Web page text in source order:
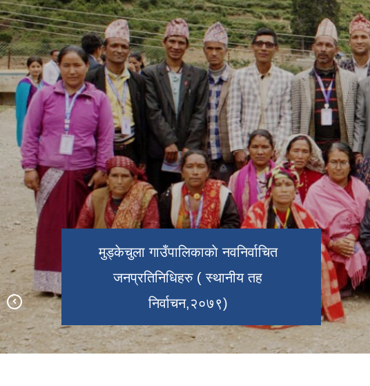
मुड्केचुला गाउँपालिकाकाे नवनिर्वाचित
जनप्रतिनिधिहरु ( स्थानीय तह
निर्वाचन,२०७९)
भरतपुर महानगरपालिका, चितवन र मुड्केचुला